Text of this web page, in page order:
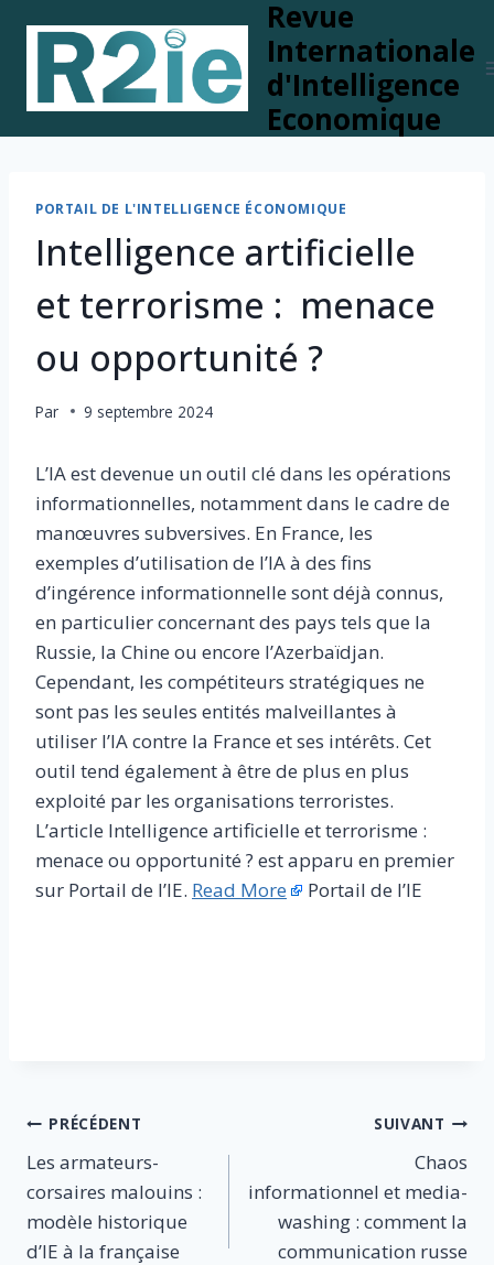
content
Revue
Internationale
d'Intelligence
Economique
PORTAIL DE L'INTELLIGENCE ÉCONOMIQUE
Intelligence artificielle
et terrorisme : menace
ou opportunité ?
Par 9 septembre 2024
L’IA est devenue un outil clé dans les opérations
informationnelles, notamment dans le cadre de
manœuvres subversives. En France, les
exemples d’utilisation de l’IA à des fins
d’ingérence informationnelle sont déjà connus,
en particulier concernant des pays tels que la
Russie, la Chine ou encore l’Azerbaïdjan.
Cependant, les compétiteurs stratégiques ne
sont pas les seules entités malveillantes à
utiliser l’IA contre la France et ses intérêts. Cet
outil tend également à être de plus en plus
exploité par les organisations terroristes.
L’article Intelligence artificielle et terrorisme :
menace ou opportunité ? est apparu en premier
sur Portail de l’IE. Read More Portail de l’IE
Navigation
de
l’article
PRÉCÉDENT
Les armateurs-
corsaires malouins :
modèle historique
d’IE à la française
SUIVANT
Chaos
informationnel et media-
washing : comment la
communication russe